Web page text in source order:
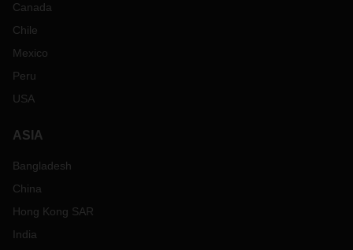
Canada
Chile
Mexico
Peru
USA
ASIA
Bangladesh
China
Hong Kong SAR
India